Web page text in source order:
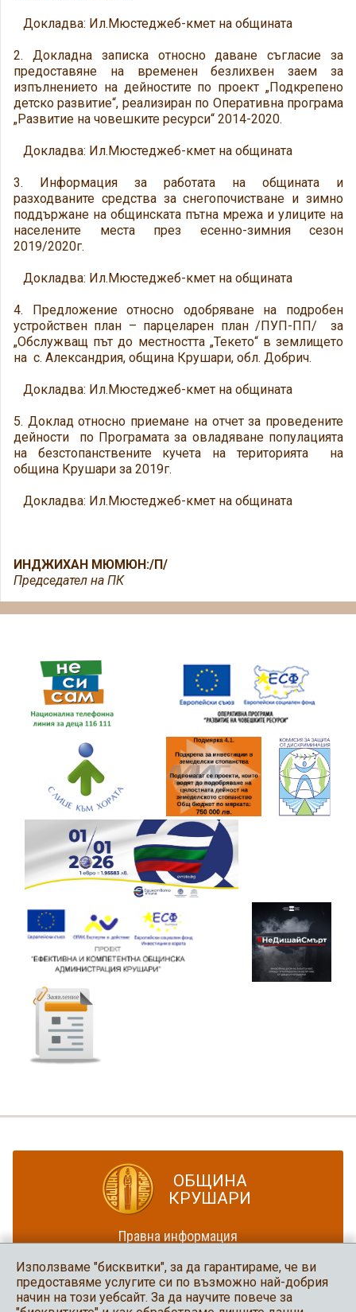
Докладва: Ил.Мюстеджеб-кмет на общината
2. Докладна записка относно даване съгласие за
предоставяне на временен безлихвен заем за
изпълнението на дейностите по проект „Подкрепено
детско развитие“, реализиран по Оперативна програма
„Развитие на човешките ресурси“ 2014-2020.
Докладва: Ил.Мюстеджеб-кмет на общината
3. Информация за работата на общината и
разходваните средства за снегопочистване и зимно
поддържане на общинската пътна мрежа и улиците на
населените места през есенно-зимния сезон
2019/2020г.
Докладва: Ил.Мюстеджеб-кмет на общината
4. Предложение относно одобряване на подробен
устройствен план – парцеларен план /ПУП-ПП/ за
„Обслужващ път до местността „Текето“ в землището
на с. Александрия, община Крушари, обл. Добрич.
Докладва: Ил.Мюстеджеб-кмет на общината
5. Доклад относно приемане на отчет за проведените
дейности по Програмата за овладяване популацията
на безстопанствените кучета на територията на
община Крушари за 2019г.
Докладва: Ил.Мюстеджеб-кмет на общината
ИНДЖИХАН МЮМЮН:/П/
Председател на ПК
ОБЩИНА
КРУШАРИ
Правна информация
Карта на сайта
Община Крушари
Използваме "бисквитки", за да гарантираме, че ви
предоставяме услугите си по възможно най-добрия
начин на този уебсайт. За да научите повече за